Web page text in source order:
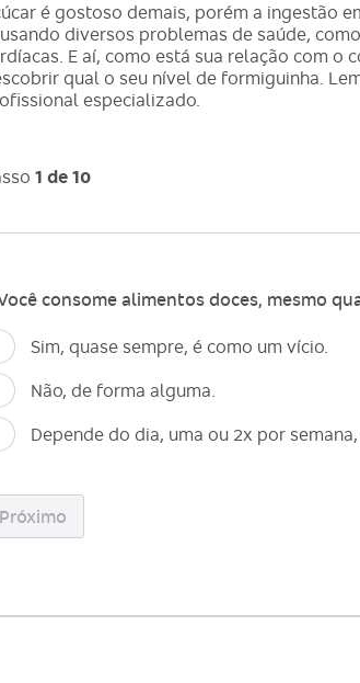
é gostoso demais, porém a ingestão
diversos problemas de saúde,
E aí, como está sua relação com o
qual o seu nível de formiguinha.
especializado.
1 de 10
consome alimentos doces, mesmo
Sim, quase sempre, é como um vício.
Não, de forma alguma.
Depende do dia, uma ou 2x por
Próximo